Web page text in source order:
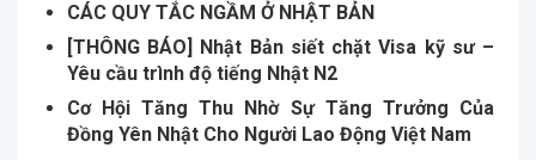
CÁC QUY TẮC NGẦM Ở NHẬT BẢN
[THÔNG BÁO] Nhật Bản siết chặt Visa kỹ sư –
Yêu cầu trình độ tiếng Nhật N2
Cơ Hội Tăng Thu Nhờ Sự Tăng Trưởng Của
Đồng Yên Nhật Cho Người Lao Động Việt Nam